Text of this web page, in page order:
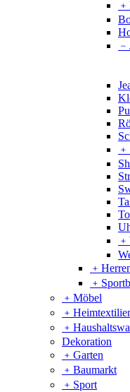
﹢
﹣
﹢
﹢
﹢
﹢
﹢ Möbel
﹢
﹢
Dekoration
﹢ Garten
﹢ Baumarkt
﹢ Sport